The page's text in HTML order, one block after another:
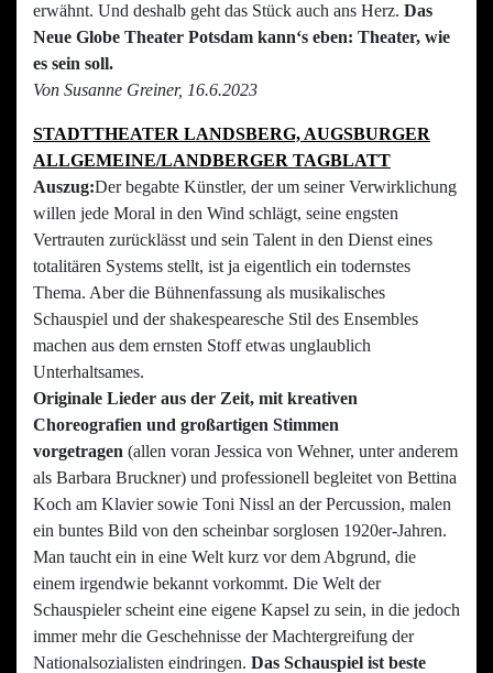
erwähnt. Und deshalb geht das Stück auch ans Herz. Das
Neue Globe Theater Potsdam kann‘s eben: Theater, wie
es sein soll.
Von Susanne Greiner, 16.6.2023
STADTTHEATER LANDSBERG, AUGSBURGER
ALLGEMEINE/LANDBERGER TAGBLATT
Auszug:Der begabte Künstler, der um seiner Verwirklichung
willen jede Moral in den Wind schlägt, seine engsten
Vertrauten zurücklässt und sein Talent in den Dienst eines
totalitären Systems stellt, ist ja eigentlich ein todernstes
Thema. Aber die Bühnenfassung als musikalisches
Schauspiel und der shakespearesche Stil des Ensembles
machen aus dem ernsten Stoff etwas unglaublich
Unterhaltsames.
Originale Lieder aus der Zeit, mit kreativen
Choreografien und großartigen Stimmen
vorgetragen (allen voran Jessica von Wehner, unter anderem
als Barbara Bruckner) und professionell begleitet von Bettina
Koch am Klavier sowie Toni Nissl an der Percussion, malen
ein buntes Bild von den scheinbar sorglosen 1920er-Jahren.
Man taucht ein in eine Welt kurz vor dem Abgrund, die
einem irgendwie bekannt vorkommt. Die Welt der
Schauspieler scheint eine eigene Kapsel zu sein, in die jedoch
immer mehr die Geschehnisse der Machtergreifung der
Nationalsozialisten eindringen. Das Schauspiel ist beste